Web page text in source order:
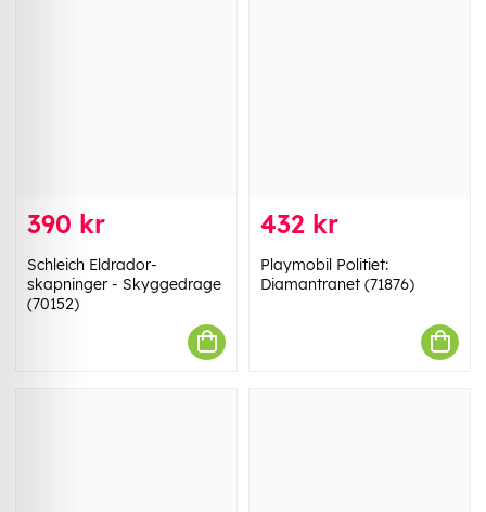
390 kr
Schleich Eldrador-
skapninger - Skyggedrage
(70152)
432 kr
Playmobil Politiet:
Diamantranet (71876)